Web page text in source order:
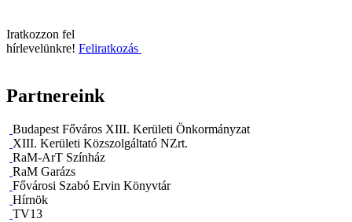
Iratkozzon fel
hírlevelünkre! Feliratkozás
Partnereink
Budapest Főváros XIII. Kerületi Önkormányzat
XIII. Kerületi Közszolgáltató NZrt.
RaM-ArT Színház
RaM Garázs
Fővárosi Szabó Ervin Könyvtár
Hírnök
TV13